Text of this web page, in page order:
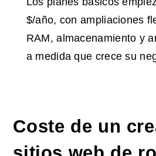
$/año, con ampliaciones
RAM, almacenamiento y
a medida que crece su
Coste de un